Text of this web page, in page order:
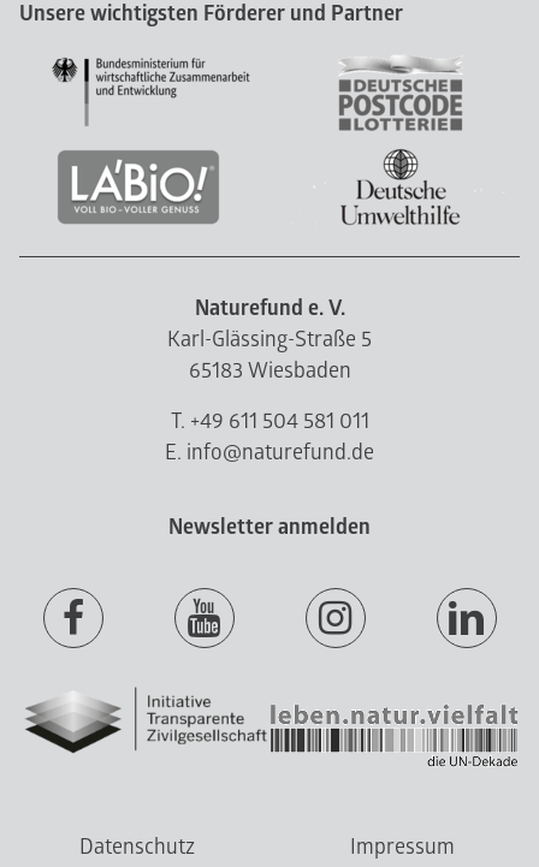
Unsere wichtigsten Förderer und Partner
Naturefund e. V.
Karl-Glässing-Straße 5
65183 Wiesbaden
T. +49 611 504 581 011
E. info@naturefund.de
Newsletter anmelden
Datenschutz Impressum